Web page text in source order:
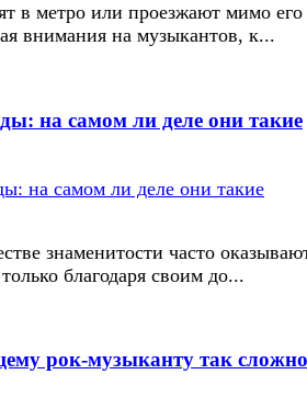
в метро или проезжают мимо его
внимания на музыкантов, к...
на самом ли деле они такие
знаменитости часто
благодаря своим до...
рок-музыканту так сложно